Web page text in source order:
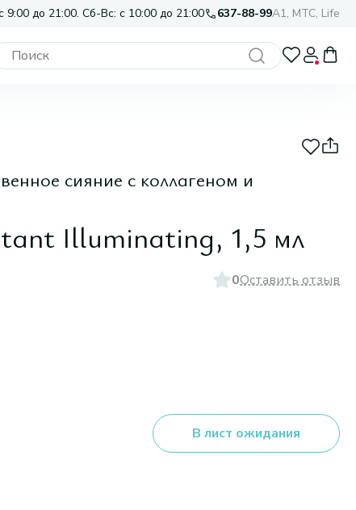
9:00 до 21:00. Сб-Вс: с 10:00 до 21:00 637-88-99A1, МТС, Life
сияние с коллагеном и
Illuminating, 1,5 мл
0Оставить отзыв
В лист ожидания